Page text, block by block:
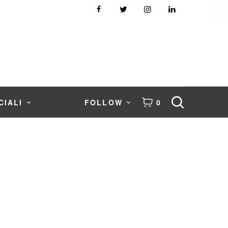
FOLLOW 0